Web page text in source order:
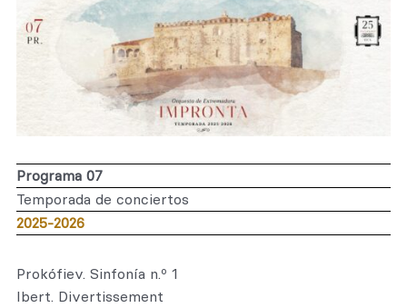
Programa 07
Temporada de conciertos
2025-2026
Prokófiev. Sinfonía n.º 1
Ibert. Divertissement